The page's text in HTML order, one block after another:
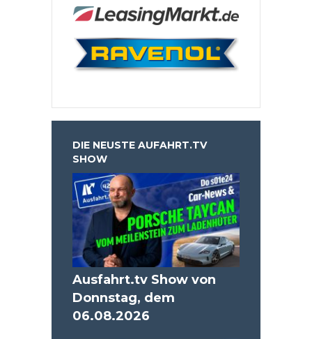
DIE NEUSTE AUFAHRT.TV
SHOW
Ausfahrt.tv Show von
Donnstag, dem
06.08.2026